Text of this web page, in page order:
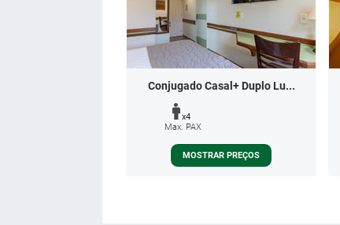
Conjugado Casal+ Duplo Lu...
x4
Max. PAX
MOSTRAR PREÇOS